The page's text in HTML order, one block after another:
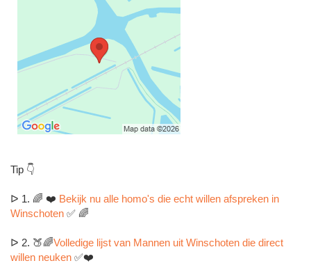
Tip 👇
ᐅ 1. 🌈 ❤️ Bekijk nu alle homo's die echt willen afspreken in
Winschoten ✅ 🌈
ᐅ 2. 🍑🌈Volledige lijst van Mannen uit Winschoten die direct
willen neuken ✅❤️